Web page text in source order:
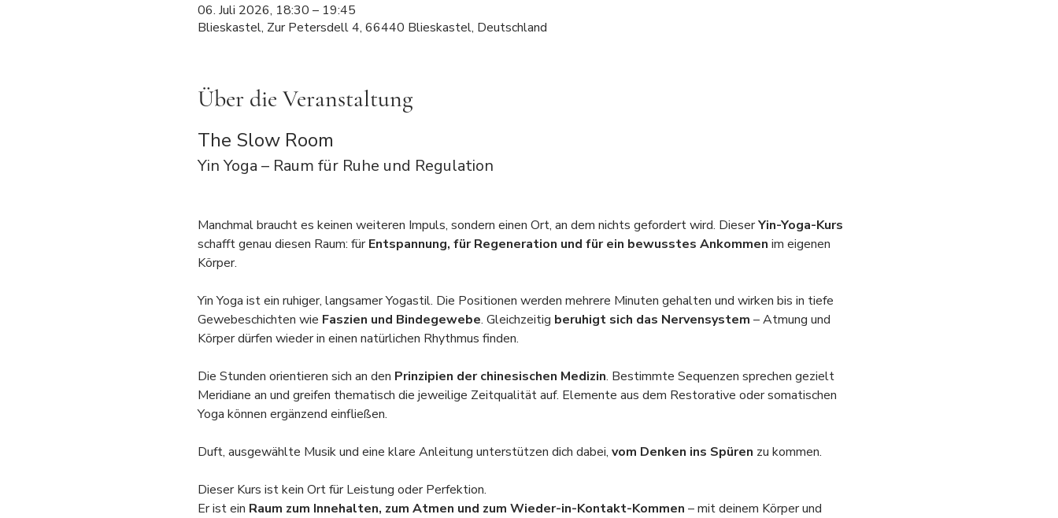
06. Juli 2026, 18:30 – 19:45
Blieskastel, Zur Petersdell 4, 66440 Blieskastel, Deutschland
Über die Veranstaltung
The Slow Room
Yin Yoga – Raum für Ruhe und Regulation
Manchmal braucht es keinen weiteren Impuls, sondern einen Ort, an dem nichts gefordert wird. Dieser Yin-Yoga-Kurs
schafft genau diesen Raum: für Entspannung, für Regeneration und für ein bewusstes Ankommen im eigenen
Körper.
Yin Yoga ist ein ruhiger, langsamer Yogastil. Die Positionen werden mehrere Minuten gehalten und wirken bis in tiefe
Gewebeschichten wie Faszien und Bindegewebe. Gleichzeitig beruhigt sich das Nervensystem – Atmung und
Körper dürfen wieder in einen natürlichen Rhythmus finden.
Die Stunden orientieren sich an den Prinzipien der chinesischen Medizin. Bestimmte Sequenzen sprechen gezielt
Meridiane an und greifen thematisch die jeweilige Zeitqualität auf. Elemente aus dem Restorative oder somatischen
Yoga können ergänzend einfließen.
Duft, ausgewählte Musik und eine klare Anleitung unterstützen dich dabei, vom Denken ins Spüren zu kommen.
Dieser Kurs ist kein Ort für Leistung oder Perfektion.
Er ist ein Raum zum Innehalten, zum Atmen und zum Wieder-in-Kontakt-Kommen – mit deinem Körper und